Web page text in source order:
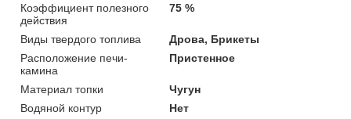
Коэффициент полезного
действия
75 %
Виды твердого топлива
Дрова, Брикеты
Расположение печи-
камина
Пристенное
Материал топки
Чугун
Водяной контур
Нет